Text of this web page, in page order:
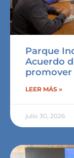
Parque
Acuerdo
promover
LEER MÁS »
julio 30, 2026